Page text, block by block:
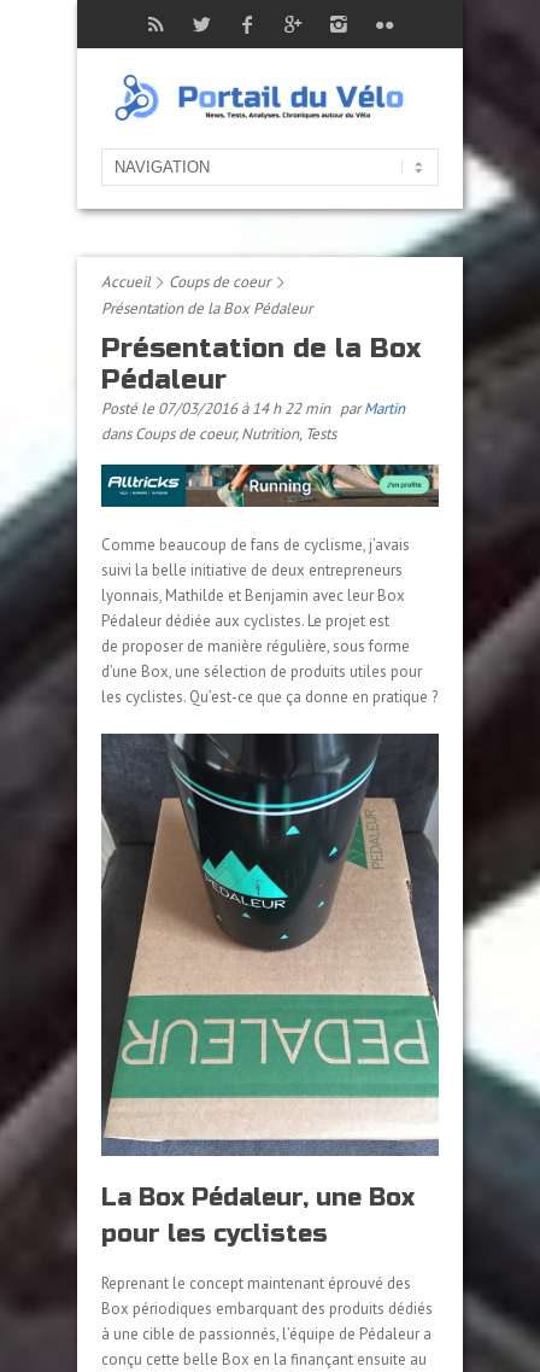
Accueil
Coups de coeur
Présentation de la Box Pédaleur
Présentation de la Box
Pédaleur
Posté le 07/03/2016 à 14 h 22 min parMartin
dansCoups de coeur,Nutrition, Tests
Comme beaucoup de fans de cyclisme, j’avais
suivi la belle initiative de deux entrepreneurs
lyonnais, Mathilde et Benjamin avec leur Box
Pédaleur dédiée aux cyclistes. Le projet est
de proposer de manière régulière, sous forme
d’une Box, une sélection de produits utiles pour
les cyclistes. Qu’est-ce que ça donne en pratique ?
La Box Pédaleur, une Box
pour les cyclistes
Reprenant le concept maintenant éprouvé des
Box périodiques embarquant des produits dédiés
à une cible de passionnés, l’équipe de Pédaleur a
conçu cette belle Box en la finançant ensuite au